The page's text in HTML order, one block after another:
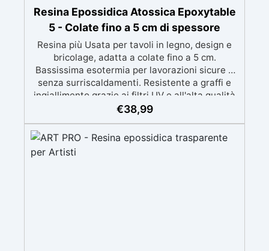
Resina Epossidica Atossica Epoxytable
5 - Colate fino a 5 cm di spessore
Resina più Usata per tavoli in legno, design e
bricolage, adatta a colate fino a 5 cm.
Bassissima esotermia per lavorazioni sicure e
senza surriscaldamenti. Resistente a graffi e
ingiallimento grazie ai filtri UV e all'alta qualità
meccanica. Bassa viscosità per eliminare bolle
BPA/VOC free e certificata per il contatto
prolungato con la pelle.
€38,99